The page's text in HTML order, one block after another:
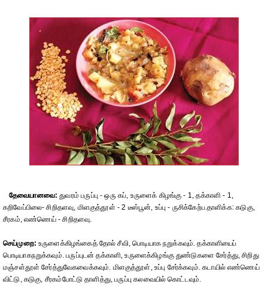
தேவையானவை: துவரம் பருப்பு - ஒரு கப், உருளைக் கிழங்கு - 1, தக்காளி - 1,
கறிவேப்பிலை- சிறிதளவு, மிளகுத்தூள் - 2 டீஸ்பூன், உப்பு - ருசிக்கேற்ப.தாளிக்க: கடுகு,
சீரகம், எண்ணெய் - சிறிதளவு.
செய்முறை: உருளைக்கிழங்கைத் தோல் சீவி, பொடியாக நறுக்கவும். தக்காளியைப்
பொடியாகநறுக்கவும். பருப்புடன் தக்காளி, உருளைக்கிழங்கு துண்டுகளை சேர்த்து, சிறிது
மஞ்சள்தூள் சேர்த்துவேகவைக்கவும். மிளகுத்தூள், உப்பு சேர்க்கவும். கடாயில் எண்ணெய்
விட்டு, கடுகு, சீரகம்போட்டு தாளித்து, பருப்பு கலவையில் கொட்டவும்.